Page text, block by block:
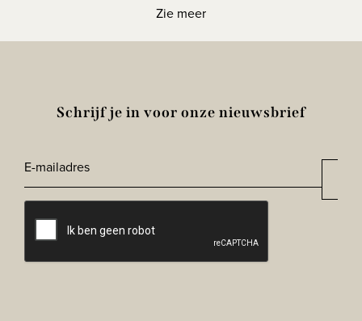
Zie meer
Schrijf je in voor onze nieuwsbrief
E-
mailadres*